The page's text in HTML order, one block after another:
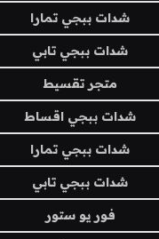
شدات ببجي تمارا
شدات ببجي تابي
متجر تقسيط
شدات ببجي اقساط
شدات ببجي تمارا
شدات ببجي تابي
فور يو ستور